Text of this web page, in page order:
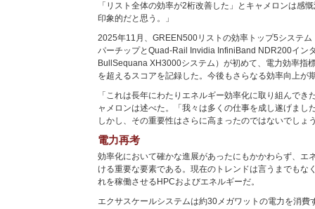
「リスト全体の効率が2桁改善した」とキャメロンは感
印象的だと思う。」
2025年11月、GREEN500リストの効率トップ5システ
パーチップとQuad-Rail Invidia InfiniBand NDR200イン
BullSequana XH3000システム）が初めて、電力効率指
を超えるスコアを記録した。今後もさらなる効率向上が
「これは長年にわたりエネルギー効率化に取り組んでき
ャメロンは述べた。「我々は多くの仕事を成し遂げまし
しかし、その重要性はさらに高まったのではないでしょ
電力再考
効率化において確かな進展があったにもかかわらず、エ
ける重要な要素である。現在のトレンドは言うまでもな
れを稼働させるHPCおよびエネルギーだ。
エクサスケールシステムは約30メガワットの電力を消費